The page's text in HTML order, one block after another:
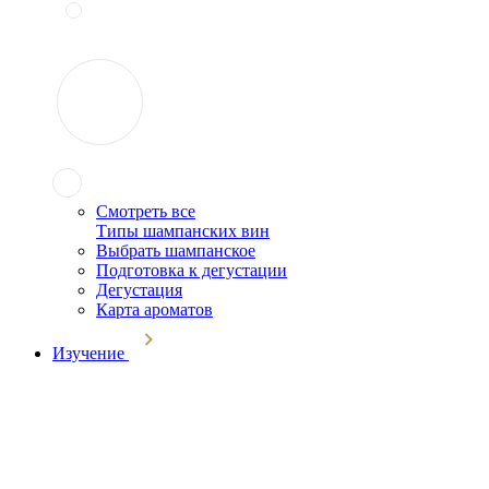
Смотреть все
Типы шампанских вин
Выбрать шампанское
Подготовка к дегустации
Дегустация
Карта ароматов
Изучение